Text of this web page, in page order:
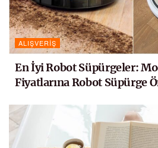
ALIŞVERIŞ
En İyi Robot Süpürgeler:
Fiyatlarına Robot Süpürge